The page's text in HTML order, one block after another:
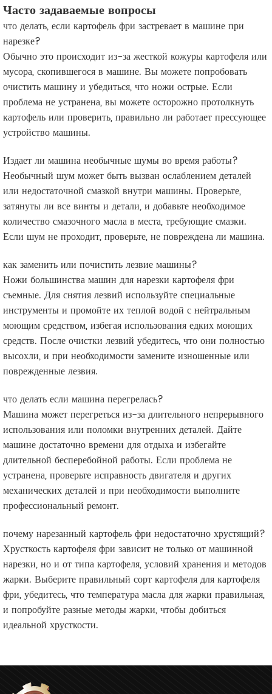
Часто задаваемые вопросы
что делать, если картофель фри застревает в машине при
нарезке?
Обычно это происходит из-за жесткой кожуры картофеля или
мусора, скопившегося в машине. Вы можете попробовать
очистить машину и убедиться, что ножи острые. Если
проблема не устранена, вы можете осторожно протолкнуть
картофель или проверить, правильно ли работает прессующее
устройство машины.
Издает ли машина необычные шумы во время работы?
Необычный шум может быть вызван ослаблением деталей
или недостаточной смазкой внутри машины. Проверьте,
затянуты ли все винты и детали, и добавьте необходимое
количество смазочного масла в места, требующие смазки.
Если шум не проходит, проверьте, не повреждена ли машина.
как заменить или почистить лезвие машины?
Ножи большинства машин для нарезки картофеля фри
съемные. Для снятия лезвий используйте специальные
инструменты и промойте их теплой водой с нейтральным
моющим средством, избегая использования едких моющих
средств. После очистки лезвий убедитесь, что они полностью
высохли, и при необходимости замените изношенные или
поврежденные лезвия.
что делать если машина перегрелась?
Машина может перегреться из-за длительного непрерывного
использования или поломки внутренних деталей. Дайте
машине достаточно времени для отдыха и избегайте
длительной бесперебойной работы. Если проблема не
устранена, проверьте исправность двигателя и других
механических деталей и при необходимости выполните
профессиональный ремонт.
почему нарезанный картофель фри недостаточно хрустящий?
Хрусткость картофеля фри зависит не только от машинной
нарезки, но и от типа картофеля, условий хранения и методов
жарки. Выберите правильный сорт картофеля для картофеля
фри, убедитесь, что температура масла для жарки правильная,
и попробуйте разные методы жарки, чтобы добиться
идеальной хрусткости.